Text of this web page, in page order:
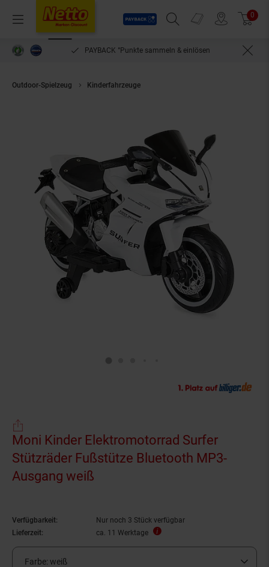
Menü
Payback
Suchfeld einblenden
Prospekte 0
PAYBACK °Punkte sammeln & einlösen
Outdoor-Spielzeug Kinderfahrzeuge
Moni Kinder Elektromotorrad Surfer
Stützräder Fußstütze Bluetooth MP3-
Ausgang weiß
Verfügbarkeit:
Nur noch 3 Stück verfügbar
Lieferzeit:
ca. 11 Werktage
Farbe: weiß